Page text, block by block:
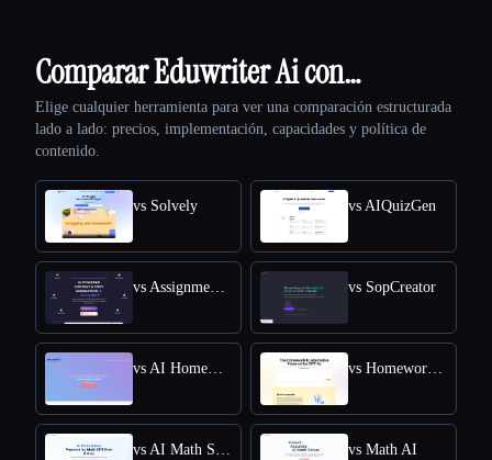
Comparar Eduwriter Ai con…
Elige cualquier herramienta para ver una comparación estructurada
lado a lado: precios, implementación, capacidades y política de
contenido.
vs Solvely vs AIQuizGen
vs AssignmentGPT AI vs SopCreator
vs AI Homework Helper - Apex Vision AI vs Homeworkify.im : Master Homework with GPT-4o
vs AI Math Solver Powered by Math GPT Free Online vs Math AI